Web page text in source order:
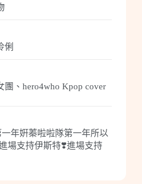
俐
、hero4who Kpop cover
年姸蓁啦啦隊第一年所以
場支持伊斯特❣️進場支持